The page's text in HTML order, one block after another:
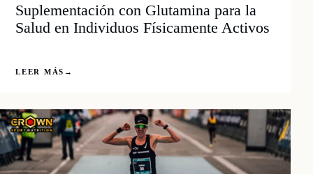
Suplementación con Glutamina para la
Salud en Individuos Físicamente Activos
LEER MÁS →